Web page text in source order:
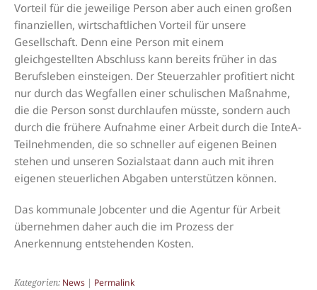
Vorteil für die jeweilige Person aber auch einen großen
finanziellen, wirtschaftlichen Vorteil für unsere
Gesellschaft. Denn eine Person mit einem
gleichgestellten Abschluss kann bereits früher in das
Berufsleben einsteigen. Der Steuerzahler profitiert nicht
nur durch das Wegfallen einer schulischen Maßnahme,
die die Person sonst durchlaufen müsste, sondern auch
durch die frühere Aufnahme einer Arbeit durch die InteA-
Teilnehmenden, die so schneller auf eigenen Beinen
stehen und unseren Sozialstaat dann auch mit ihren
eigenen steuerlichen Abgaben unterstützen können.
Das kommunale Jobcenter und die Agentur für Arbeit
übernehmen daher auch die im Prozess der
Anerkennung entstehenden Kosten.
Kategorien: News | Permalink